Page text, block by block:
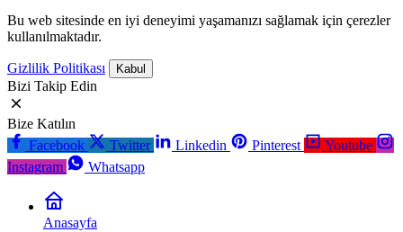
Bu web sitesinde en iyi deneyimi yaşamanızı sağlamak için çerezler
kullanılmaktadır.
Gizlilik Politikası Kabul
Bizi Takip Edin
Bize Katılın
Facebook
Twitter Linkedin Pinterest
Youtube
Instagram
Whatsapp
Anasayfa